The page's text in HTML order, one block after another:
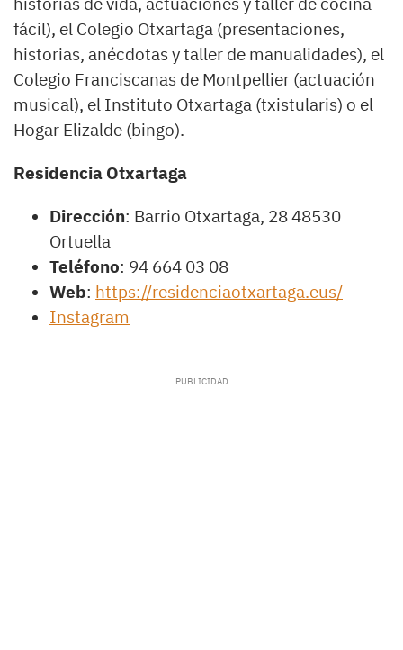
fácil), el Colegio Otxartaga (presentaciones,
historias, anécdotas y taller de manualidades), el
Colegio Franciscanas de Montpellier (actuación
musical), el Instituto Otxartaga (txistularis) o el
Hogar Elizalde (bingo).
Residencia Otxartaga
Dirección: Barrio Otxartaga, 28 48530
Ortuella
Teléfono: 94 664 03 08
Web: https://residenciaotxartaga.eus/
Instagram